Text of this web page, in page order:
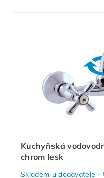
Kuchyňská
chrom lesk
Skladem u dodavatele -